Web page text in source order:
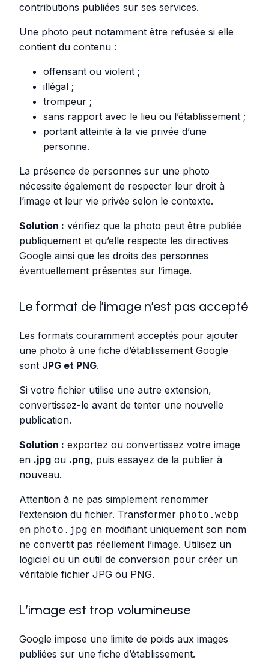
contributions publiées sur ses services.
Une photo peut notamment être refusée si elle
contient du contenu :
offensant ou violent ;
illégal ;
trompeur ;
sans rapport avec le lieu ou l’établissement ;
portant atteinte à la vie privée d’une
personne.
La présence de personnes sur une photo
nécessite également de respecter leur droit à
l’image et leur vie privée selon le contexte.
Solution : vérifiez que la photo peut être publiée
publiquement et qu’elle respecte les directives
Google ainsi que les droits des personnes
éventuellement présentes sur l’image.
Le format de l’image n’est pas accepté
Les formats couramment acceptés pour ajouter
une photo à une fiche d’établissement Google
sont JPG et PNG.
Si votre fichier utilise une autre extension,
convertissez-le avant de tenter une nouvelle
publication.
Solution : exportez ou convertissez votre image
en .jpg ou .png, puis essayez de la publier à
nouveau.
Attention à ne pas simplement renommer
l’extension du fichier. Transformer photo.webp
en photo.jpg en modifiant uniquement son nom
ne convertit pas réellement l’image. Utilisez un
logiciel ou un outil de conversion pour créer un
véritable fichier JPG ou PNG.
L’image est trop volumineuse
Google impose une limite de poids aux images
publiées sur une fiche d’établissement.